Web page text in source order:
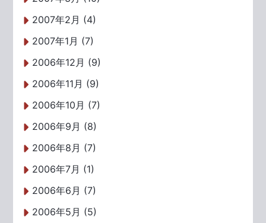
2007年2月 (4)
2007年1月 (7)
2006年12月 (9)
2006年11月 (9)
2006年10月 (7)
2006年9月 (8)
2006年8月 (7)
2006年7月 (1)
2006年6月 (7)
2006年5月 (5)